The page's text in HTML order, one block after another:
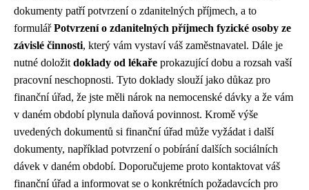
dokumenty patří potvrzení o zdanitelných příjmech, a to
formulářPotvrzení o zdanitelných příjmech fyzické osoby ze
závislé činnosti, který vám vystaví váš zaměstnavatel. Dále je
nutné doložit doklady od lékaře prokazující dobu a rozsah vaší
pracovní neschopnosti. Tyto doklady slouží jako důkaz pro
finanční úřad, že jste měli nárok na nemocenské dávky a že vám
v daném období plynula daňová povinnost. Kromě výše
uvedených dokumentů si finanční úřad může vyžádat i další
dokumenty, například potvrzení o pobírání dalších sociálních
dávek v daném období. Doporučujeme proto kontaktovat váš
finanční úřad a informovat se o konkrétních požadavcích pro